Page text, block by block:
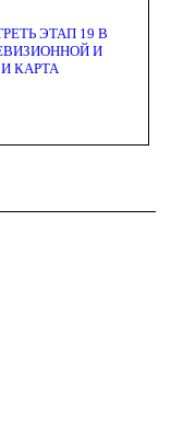
ЭТАП 19 В
И
КАРТА